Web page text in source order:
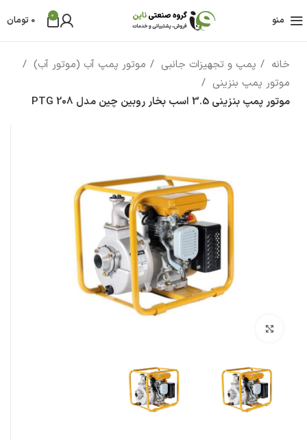
منو 0
0 تومان
خانه پمپ و تجهیزات جانبی
موتور پمپ آب (موتور آب)
موتور پمپ بنزینی
موتور پمپ بنزینی 3.5 اسب بخار روبین چین مدل PTG 208